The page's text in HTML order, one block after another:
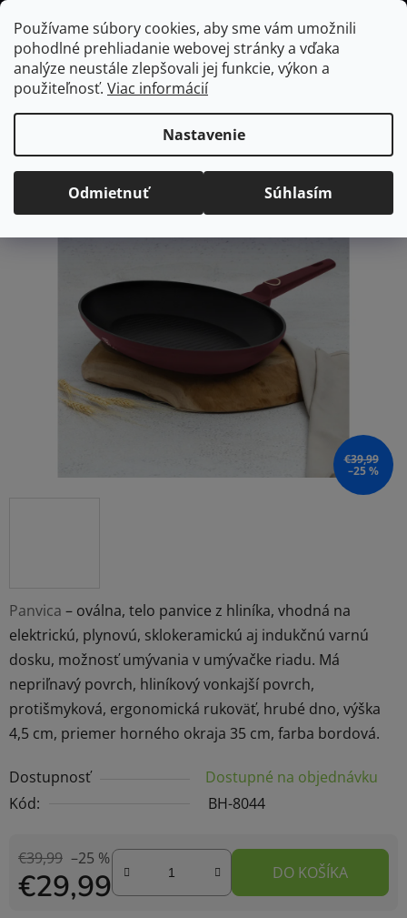
Používame súbory cookies, aby sme vám umožnili
pohodlné prehliadanie webovej stránky a vďaka
analýze neustále zlepšovali jej funkcie, výkon a
použiteľnosť. Viac informácií
Nastavenie
Odmietnuť Súhlasím
Prejsť
na
obsah
Hľadať
Domov
/ Kuchyňa Panvica na ryby a steaky Leonardo, 35x25 cm
Panvica – oválna, telo panvice z hliníka, vhodná na
elektrickú, plynovú, sklokeramickú aj indukčnú varnú
dosku, možnosť umývania v umývačke riadu. Má
nepriľnavý povrch, hliníkový vonkajší povrch,
protišmyková, ergonomická rukoväť, hrubé dno, výška
4,5 cm, priemer horného okraja 35 cm, farba bordová.
Dostupnosť
Dostupné na objednávku
Kód:
BH-8044
€39,99 –25 %
€29,99 DO KOŠÍKA
Panvica na ryby a steaky
Leonardo, 35x25 cm
Priemerné
hodnotenie
produktu
je
NeohodnotenéPodrobnosti hodnotenia
€39,99
–25 %